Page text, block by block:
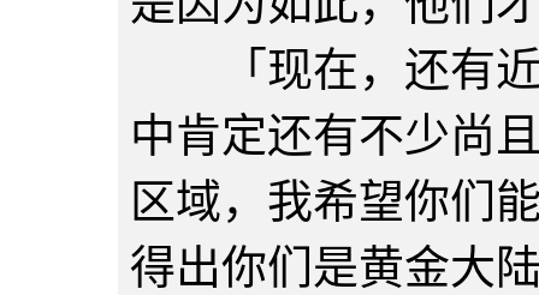
「现在，还有近
中肯定还有不少尚
区域，我希望你们
得出你们是黄金大